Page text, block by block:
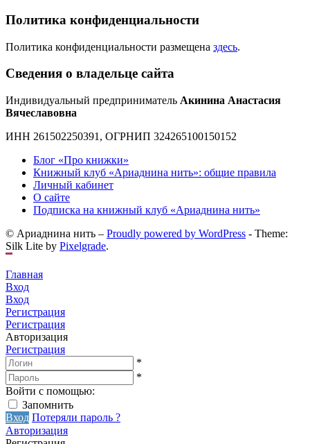
Политика конфиденциальности
Политика конфиденциальности размещена здесь.
Сведения о владельце сайта
Индивидуальный предприниматель Акинина Анастасия
Вячеславовна
ИНН 261502250391, ОГРНИП 324265100150152
Блог «Про книжки»
Книжный клуб «Ариаднина нить»: общие правила
Личный кабинет
О сайте
Подписка на книжный клуб «Ариаднина нить»
© Ариаднина нить – Proudly powered by WordPress - Theme:
Silk Lite by Pixelgrade.
Главная
Вход
Вход
Регистрация
Регистрация
Авторизация
Регистрация
*
*
Войти с помощью:
Запомнить
Вход Потеряли пароль ?
Авторизация